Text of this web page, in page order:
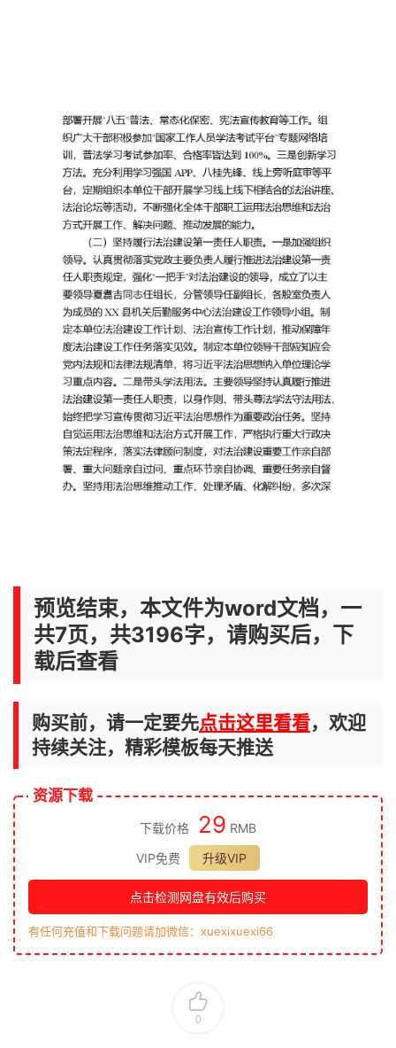
预览结束，本文件为word文档，一
共7页，共3196字，请购买后，下
载后查看
购买前，请一定要先点击这里看看，欢迎
持续关注，精彩模板每天推送
资源下载
下载价格 29 RMB
VIP免费
升级VIP
点击检测网盘有效后购买
有任何充值和下载问题请加微信：xuexixuexi66
0